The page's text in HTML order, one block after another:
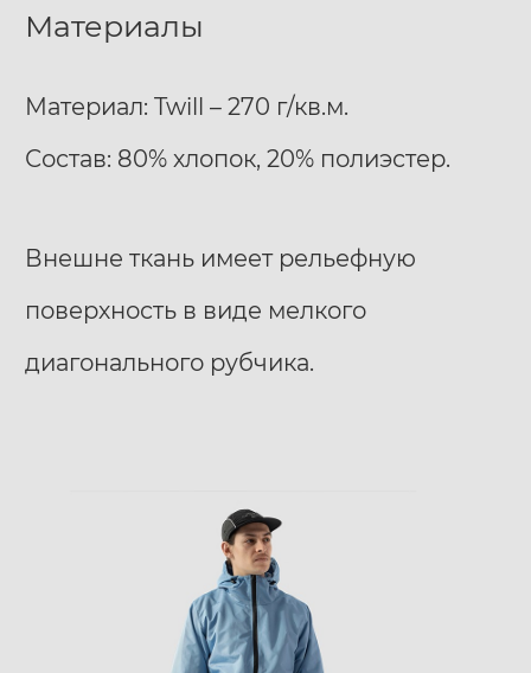
Материалы
Материал: Twill – 270 г/кв.м.
Состав: 80% хлопок, 20% полиэстер.
Внешне ткань имеет рельефную
поверхность в виде мелкого
диагонального рубчика.